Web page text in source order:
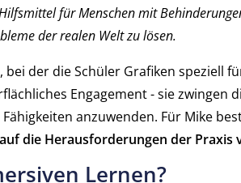
für Menschen mit
der realen Welt zu lösen.
bei der die Schüler Grafiken speziell
Engagement - sie zwingen
anzuwenden. Für Mike
die Herausforderungen der Praxis
Lernen?